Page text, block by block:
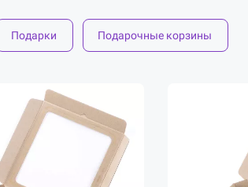
Подарки Подарочные корзины